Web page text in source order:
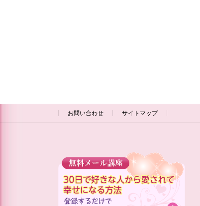
お問い合わせ サイトマップ